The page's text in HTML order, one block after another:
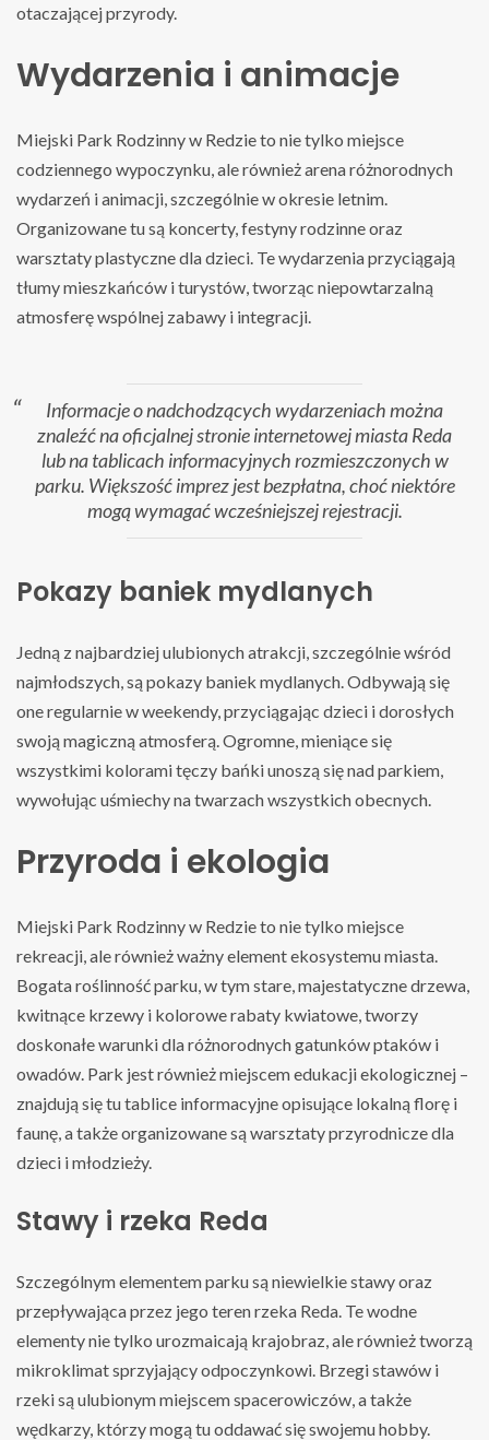
otaczającej przyrody.
Wydarzenia i animacje
Miejski Park Rodzinny w Redzie to nie tylko miejsce
codziennego wypoczynku, ale również arena różnorodnych
wydarzeń i animacji, szczególnie w okresie letnim.
Organizowane tu są koncerty, festyny rodzinne oraz
warsztaty plastyczne dla dzieci. Te wydarzenia przyciągają
tłumy mieszkańców i turystów, tworząc niepowtarzalną
atmosferę wspólnej zabawy i integracji.
Informacje o nadchodzących wydarzeniach można
znaleźć na oficjalnej stronie internetowej miasta Reda
lub na tablicach informacyjnych rozmieszczonych w
parku. Większość imprez jest bezpłatna, choć niektóre
mogą wymagać wcześniejszej rejestracji.
Pokazy baniek mydlanych
Jedną z najbardziej ulubionych atrakcji, szczególnie wśród
najmłodszych, są pokazy baniek mydlanych. Odbywają się
one regularnie w weekendy, przyciągając dzieci i dorosłych
swoją magiczną atmosferą. Ogromne, mieniące się
wszystkimi kolorami tęczy bańki unoszą się nad parkiem,
wywołując uśmiechy na twarzach wszystkich obecnych.
Przyroda i ekologia
Miejski Park Rodzinny w Redzie to nie tylko miejsce
rekreacji, ale również ważny element ekosystemu miasta.
Bogata roślinność parku, w tym stare, majestatyczne drzewa,
kwitnące krzewy i kolorowe rabaty kwiatowe, tworzy
doskonałe warunki dla różnorodnych gatunków ptaków i
owadów. Park jest również miejscem edukacji ekologicznej –
znajdują się tu tablice informacyjne opisujące lokalną florę i
faunę, a także organizowane są warsztaty przyrodnicze dla
dzieci i młodzieży.
Stawy i rzeka Reda
Szczególnym elementem parku są niewielkie stawy oraz
przepływająca przez jego teren rzeka Reda. Te wodne
elementy nie tylko urozmaicają krajobraz, ale również tworzą
mikroklimat sprzyjający odpoczynkowi. Brzegi stawów i
rzeki są ulubionym miejscem spacerowiczów, a także
wędkarzy, którzy mogą tu oddawać się swojemu hobby.